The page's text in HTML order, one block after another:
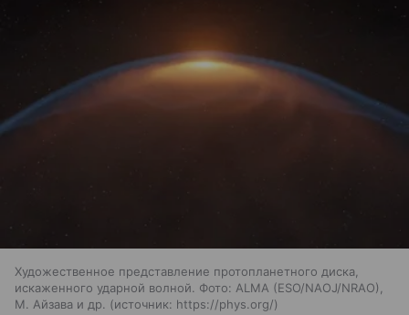
Художественное представление протопланетного диска,
искаженного ударной волной. Фото: ALMA (ESO/NAOJ/NRAO),
М. Айзава и др.
источник: https://phys.org/